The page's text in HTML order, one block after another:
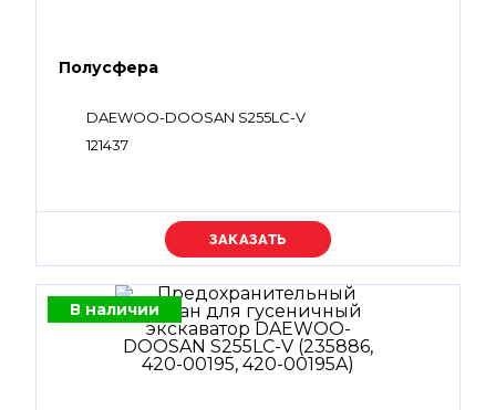
Полусфера
DAEWOO-DOOSAN S255LC-V
121437
Уточняйте цену
В наличии